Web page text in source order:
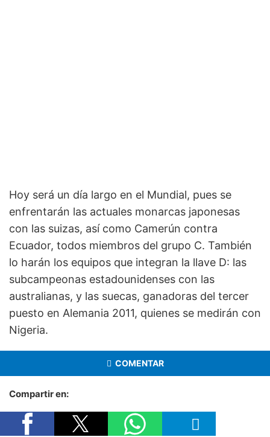
Hoy será un día largo en el Mundial, pues se
enfrentarán las actuales monarcas japonesas
con las suizas, así como Camerún contra
Ecuador, todos miembros del grupo C. También
lo harán los equipos que integran la llave D: las
subcampeonas estadounidenses con las
australianas, y las suecas, ganadoras del tercer
puesto en Alemania 2011, quienes se medirán con
Nigeria.
COMENTAR
Compartir en: